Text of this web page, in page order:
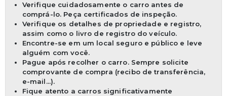
Verifique cuidadosamente o carro antes de
comprá-lo. Peça certificados de inspeção.
Verifique os detalhes de propriedade e registro,
assim como o livro de registro do veículo.
Encontre-se em um local seguro e público e leve
alguém com você.
Pague após recolher o carro. Sempre solicite
comprovante de compra (recibo de transferência,
e-mail...).
Fique atento a carros significativamente